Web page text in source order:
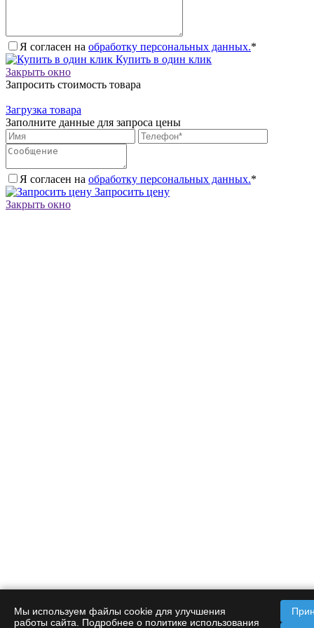
Я согласен на обработку персональных данных.*
Купить в один клик
Закрыть окно
Запросить стоимость товара
Загрузка товара
Заполните данные для запроса цены
Я согласен на обработку персональных данных.*
Запросить цену
Закрыть окно
Мы используем файлы cookie для улучшения
работы сайта. Подробнее о политике использования